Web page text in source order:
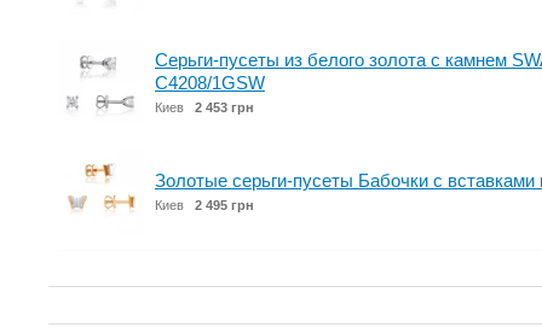
Серьги-пусеты из белого золота с камнем
С4208/1GSW
Киев 2 453 грн
Золотые серьги-пусеты Бабочки с вставками
Киев 2 495 грн